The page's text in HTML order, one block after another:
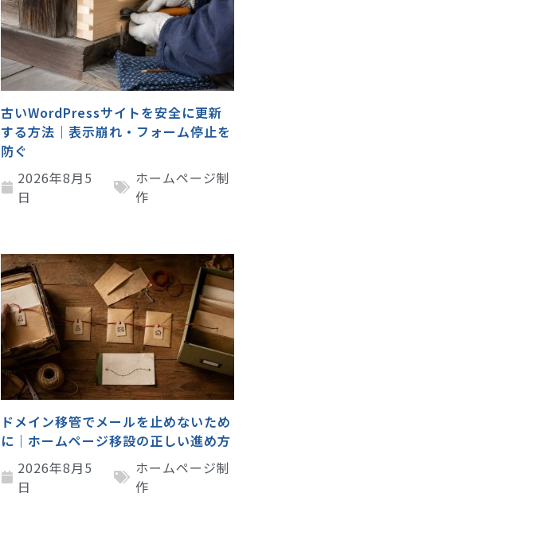
古いWordPressサイトを安全に更新
する方法｜表示崩れ・フォーム停止を
防ぐ
2026年8月5
日
ホームページ制
作
ドメイン移管でメールを止めないため
に｜ホームページ移設の正しい進め方
2026年8月5
日
ホームページ制
作